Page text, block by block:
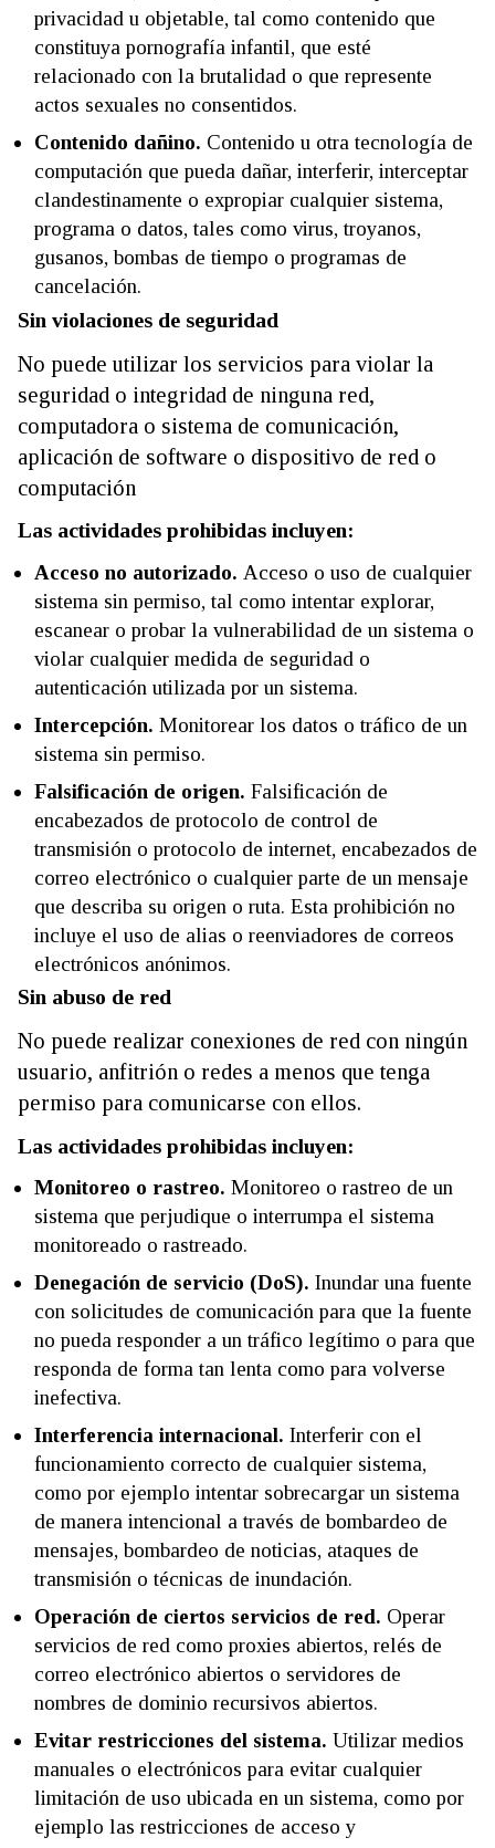
privacidad u objetable, tal como contenido que
constituya pornografía infantil, que esté
relacionado con la brutalidad o que represente
actos sexuales no consentidos.
Contenido dañino. Contenido u otra tecnología de
computación que pueda dañar, interferir, interceptar
clandestinamente o expropiar cualquier sistema,
programa o datos, tales como virus, troyanos,
gusanos, bombas de tiempo o programas de
cancelación.
Sin violaciones de seguridad
No puede utilizar los servicios para violar la
seguridad o integridad de ninguna red,
computadora o sistema de comunicación,
aplicación de software o dispositivo de red o
computación
Las actividades prohibidas incluyen:
Acceso no autorizado. Acceso o uso de cualquier
sistema sin permiso, tal como intentar explorar,
escanear o probar la vulnerabilidad de un sistema o
violar cualquier medida de seguridad o
autenticación utilizada por un sistema.
Intercepción. Monitorear los datos o tráfico de un
sistema sin permiso.
Falsificación de origen. Falsificación de
encabezados de protocolo de control de
transmisión o protocolo de internet, encabezados de
correo electrónico o cualquier parte de un mensaje
que describa su origen o ruta. Esta prohibición no
incluye el uso de alias o reenviadores de correos
electrónicos anónimos.
Sin abuso de red
No puede realizar conexiones de red con ningún
usuario, anfitrión o redes a menos que tenga
permiso para comunicarse con ellos.
Las actividades prohibidas incluyen:
Monitoreo o rastreo. Monitoreo o rastreo de un
sistema que perjudique o interrumpa el sistema
monitoreado o rastreado.
Denegación de servicio (DoS). Inundar una fuente
con solicitudes de comunicación para que la fuente
no pueda responder a un tráfico legítimo o para que
responda de forma tan lenta como para volverse
inefectiva.
Interferencia internacional.Interferir con el
funcionamiento correcto de cualquier sistema,
como por ejemplo intentar sobrecargar un sistema
de manera intencional a través de bombardeo de
mensajes, bombardeo de noticias, ataques de
transmisión o técnicas de inundación.
Operación de ciertos servicios de red. Operar
servicios de red como proxies abiertos, relés de
correo electrónico abiertos o servidores de
nombres de dominio recursivos abiertos.
Evitar restricciones del sistema. Utilizar medios
manuales o electrónicos para evitar cualquier
limitación de uso ubicada en un sistema, como por
ejemplo las restricciones de acceso y